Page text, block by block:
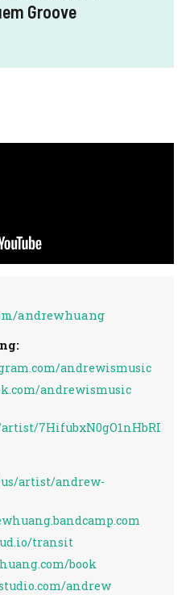
Groove
andrewhuang
andrewismusic
andrewismusic
7HifubxN0gO1nHbRI
artist/andrew-
transit
book
andrew